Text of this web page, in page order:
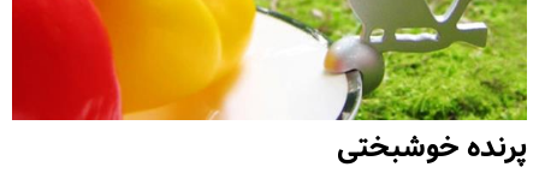
پرنده خوشبختی